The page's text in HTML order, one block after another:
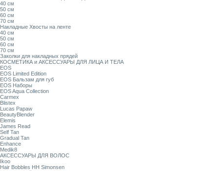
40 см
50 см
60 см
70 см
Накладные Хвосты на ленте
40 см
50 см
60 см
70 см
Заколки для накладных прядей
КОСМЕТИКА и АКСЕССУАРЫ ДЛЯ ЛИЦА И ТЕЛА
EOS
EOS Limited Edition
EOS Бальзам для губ
EOS Наборы
EOS Aqua Collection
Carmex
Blistex
Lucas Papaw
BeautyBlender
Elemis
James Read
Self Tan
Gradual Tan
Enhance
Medik8
АКСЕССУАРЫ ДЛЯ ВОЛОС
Ikoo
Hair Bobbles HH Simonsen